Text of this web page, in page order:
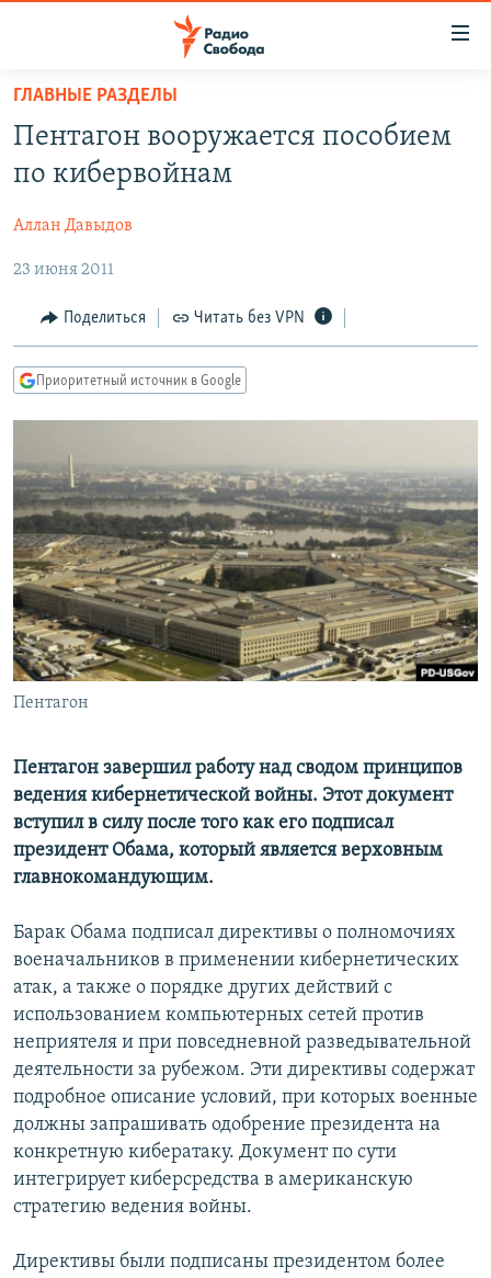
упрощенного
доступа
Вернуться
основному
Вернутся
главной
навигации
Вернутся
ПОДКАСТЫ
АВТОРСКИЕ ПРОЕКТЫ
ЦИТАТЫ СВОБОДЫ
МНЕНИЯ
КУЛЬТУРА
IDEL.РЕАЛИИ
КАВКАЗ.РЕАЛИИ
СИБИРЬ.РЕАЛИИ
РАСПИСАНИЕ ВЕЩАНИЯ
ПОДПИШИТЕСЬ НА РАССЫЛКУ
СОЦИАЛЬНЫЕ СЕТИ
Все сайты РСЕ/РС
ГЛАВНЫЕ РАЗДЕЛЫ
Пентагон вооружается пособием
по кибервойнам
Аллан Давыдов
23 июня 2011
Поделиться Читать без VPN
Приоритетный источник в Google
Пентагон
Пентагон завершил работу над сводом принципов
ведения кибернетической войны. Этот документ
вступил в силу после того как его подписал
президент Обама, который является верховным
главнокомандующим.
Барак Обама подписал директивы о полномочиях
военачальников в применении кибернетических
атак, а также о порядке других действий с
использованием компьютерных сетей против
неприятеля и при повседневной разведывательной
деятельности за рубежом. Эти директивы содержат
подробное описание условий, при которых военные
должны запрашивать одобрение президента на
конкретную кибератаку. Документ по сути
интегрирует киберсредства в американскую
стратегию ведения войны.
Директивы были подписаны президентом более